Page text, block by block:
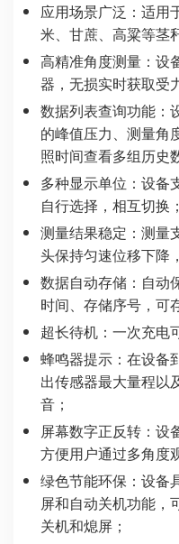
应用场景广泛： 适用
米、甘蔗、高粱等茎
高精准角度测量： 设
器，无损实时获取受
数据列表查询功能：
的峰值压力、测量角
照时间查看多组历史
多种显示单位： 设备
自行选择，相互切换；
测量结果稳定： 测量
头保持匀速位移下降
数据自动存储： 自动
时间、存储序号，可
超长待机： 一次充电
蜂鸣器提示： 在设备
出传感器最大量程以
音；
屏幕数字正反转： 设
方便用户通过多角度
绿色节能环保： 设备
屏和自动关机功能，
关机和熄屏；